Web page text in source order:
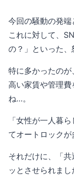
今回の騒動の発端
これに対して、
の？」といった、
特に多かったの
高い家賃や管理
ね…。
「女性が一人暮
てオートロックが
それだけに、「
ッとさせられま